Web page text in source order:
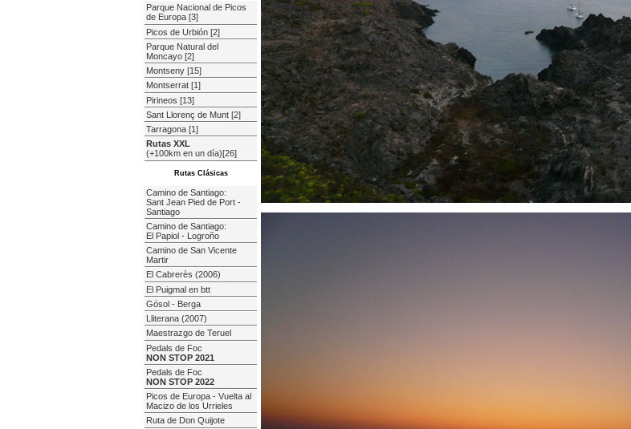
Parque Nacional de Picos
de Europa [3]
Picos de Urbión [2]
Parque Natural del
Moncayo [2]
Montseny [15]
Montserrat [1]
Pirineos [13]
Sant Llorenç de Munt [2]
Tarragona [1]
Rutas XXL
(+100km en un día)[26]
Rutas Clásicas
Camino de Santiago:
Sant Jean Pied de Port -
Santiago
Camino de Santiago:
El Papiol - Logroño
Camino de San Vicente
Martir
El Cabrerès (2006)
El Puigmal en btt
Gósol - Berga
Lliterana (2007)
Maestrazgo de Teruel
Pedals de Foc
NON STOP 2021
Pedals de Foc
NON STOP 2022
Picos de Europa - Vuelta al
Macizo de los Urrieles
Ruta de Don Quijote